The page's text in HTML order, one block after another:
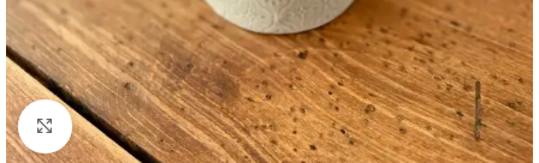
Click to enlarge